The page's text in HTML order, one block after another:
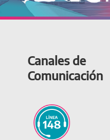
Canales de
Comunicación